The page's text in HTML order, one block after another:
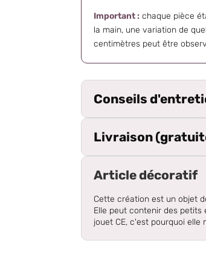
Important : chaque pièce
la main, une variation de
centimètres peut être
Conseils
Livraison
Article décoratif
Cette création est un objet
Elle peut contenir des petits
jouet CE, c'est pourquoi